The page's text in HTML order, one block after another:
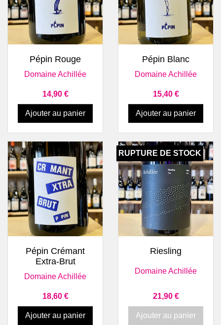
Pépin Rouge
Domaine Achillée
Prix
14,90 €
Ajouter au panier
Pépin Blanc
Domaine Achillée
Prix
15,40 €
Ajouter au panier
Pépin Crémant
Extra-Brut
Domaine Achillée
Prix
18,60 €
Ajouter au panier
Riesling
Domaine Achillée
Prix
21,90 €
Ajouter au panier
RUPTURE DE STOCK